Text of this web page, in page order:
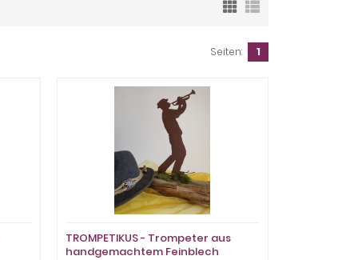
Seiten: 1
TROMPETIKUS - Trompeter aus
handgemachtem Feinblech